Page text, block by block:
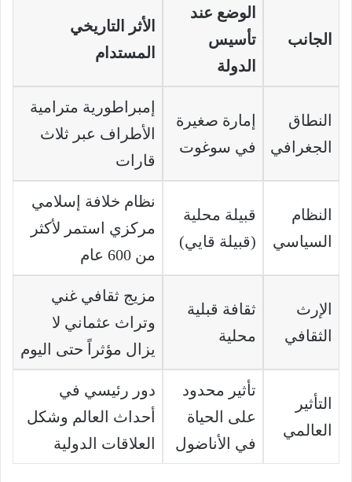
الجانب
الوضع عند
تأسيس
الدولة
الأثر التاريخي
المستدام
النطاق
الجغرافي
إمارة صغيرة
في سوغوت
إمبراطورية مترامية
الأطراف عبر ثلاث
قارات
النظام
السياسي
قبيلة محلية
(قبيلة قايي)
نظام خلافة إسلامي
مركزي استمر لأكثر
من 600 عام
الإرث
الثقافي
ثقافة قبلية
محلية
مزيج ثقافي غني
وتراث عثماني لا
يزال مؤثراً حتى اليوم
التأثير
العالمي
تأثير محدود
على الحياة
في الأناضول
دور رئيسي في
أحداث العالم وشكل
العلاقات الدولية